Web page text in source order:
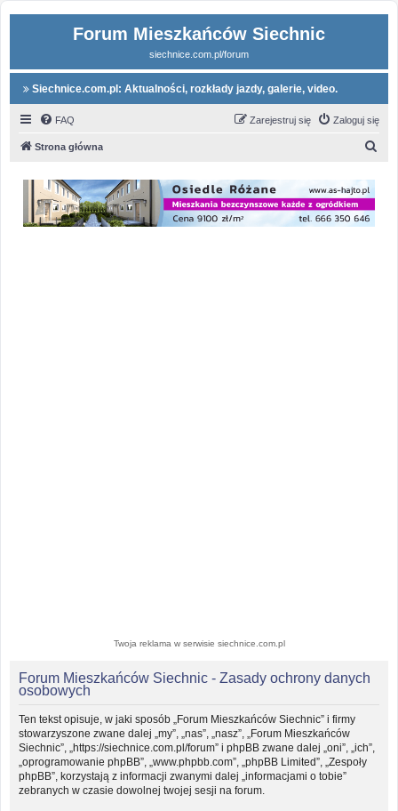
Forum Mieszkańców Siechnic
siechnice.com.pl/forum
Siechnice.com.pl: Aktualności, rozkłady jazdy, galerie, video.
FAQ Zaloguj się
Zarejestruj się
Strona główna
Twoja reklama w serwisie siechnice.com.pl
Forum Mieszkańców Siechnic - Zasady ochrony danych
osobowych
Ten tekst opisuje, w jaki sposób „Forum Mieszkańców Siechnic” i firmy
stowarzyszone zwane dalej „my”, „nas”, „nasz”, „Forum Mieszkańców
Siechnic”, „https://siechnice.com.pl/forum” i phpBB zwane dalej „oni”, „ich”,
„oprogramowanie phpBB”, „www.phpbb.com”, „phpBB Limited”, „Zespoły
phpBB”, korzystają z informacji zwanymi dalej „informacjami o tobie”
zebranych w czasie dowolnej twojej sesji na forum.